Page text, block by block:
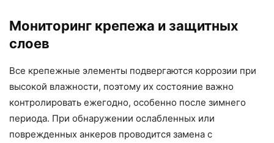
Мониторинг крепежа и защитных
слоев
Все крепежные элементы подвергаются коррозии при
высокой влажности, поэтому их состояние важно
контролировать ежегодно, особенно после зимнего
периода. При обнаружении ослабленных или
поврежденных анкеров проводится замена с